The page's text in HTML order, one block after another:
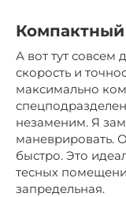
А вот тут совсем
скорость и
максимально
незаменим. Я
маневрировать.
быстро. Это
тесных
запредельная.